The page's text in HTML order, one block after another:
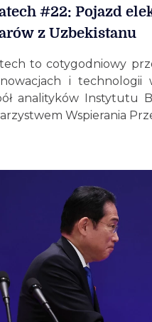
#22: Pojazd
z Uzbekistanu
to cotygodniowy
i technologii
analityków Instytutu
Wspierania